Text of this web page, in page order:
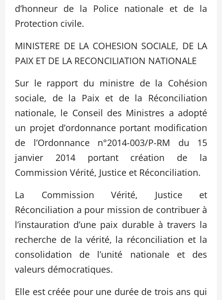
d’honneur de la Police nationale et de la
Protection civile.
MINISTERE DE LA COHESION SOCIALE, DE LA
PAIX ET DE LA RECONCILIATION NATIONALE
Sur le rapport du ministre de la Cohésion
sociale, de la Paix et de la Réconciliation
nationale, le Conseil des Ministres a adopté
un projet d’ordonnance portant modification
de l’Ordonnance n°2014-003/P-RM du 15
janvier 2014 portant création de la
Commission Vérité, Justice et Réconciliation.
La Commission Vérité, Justice et
Réconciliation a pour mission de contribuer à
l’instauration d’une paix durable à travers la
recherche de la vérité, la réconciliation et la
consolidation de l’unité nationale et des
valeurs démocratiques.
Elle est créée pour une durée de trois ans qui